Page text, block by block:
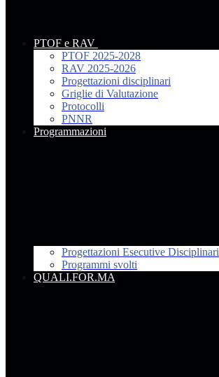
PTOF e RAV
PTOF 2025-2028
RAV 2025-2026
Progettazioni disciplinari
Griglie di Valutazione
Protocolli
PNNR
Programmazioni
Progettazioni Esecutive Disciplinari
Programmi svolti
QUALI.FOR.MA